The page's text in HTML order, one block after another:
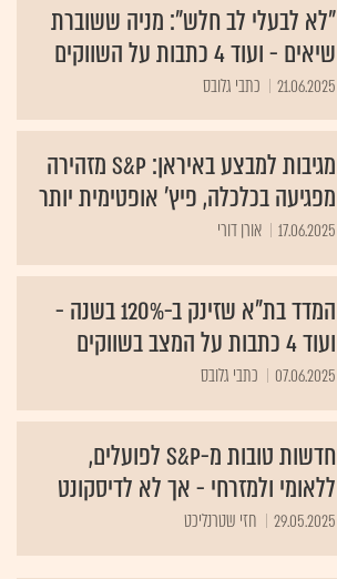
"לא לבעלי לב חלש": מניה ששוברת
שיאים - ועוד 4 כתבות על השווקים
21.06.2025 כתבי גלובס
מגיבות למבצע באיראן: S&P מזהירה
מפגיעה בכלכלה, פיץ' אופטימית יותר
17.06.2025 אורן דורי
המדד בת"א שזינק ב-120% בשנה -
ועוד 4 כתבות על המצב בשווקים
07.06.2025 כתבי גלובס
חדשות טובות מ-S&P לפועלים,
ללאומי ולמזרחי - אך לא לדיסקונט
29.05.2025 חזי שטרנליכט